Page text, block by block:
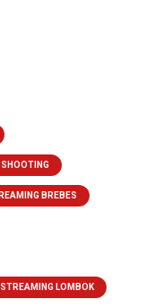
SHOOTING
BREBES
LOMBOK